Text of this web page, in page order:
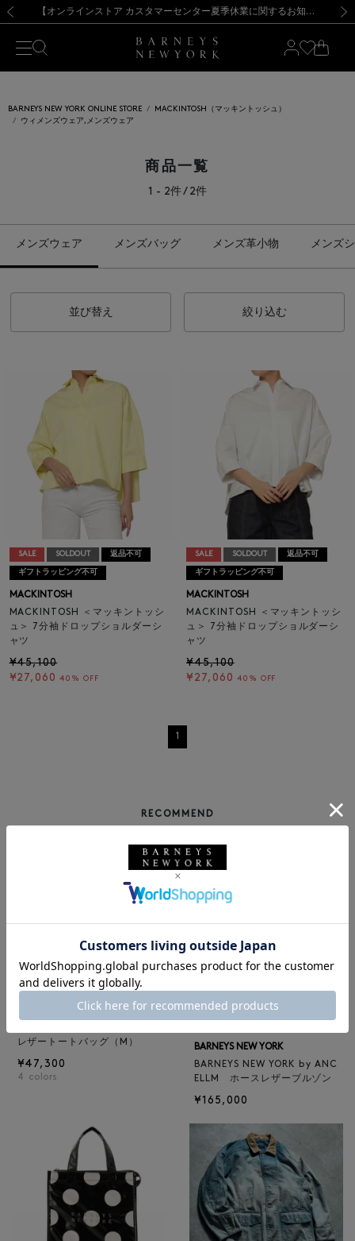
新規登録のお客様も対象！＜MY BARNEYS＞会員のお客様は11,000円（税込）以上のお買上げで常時送料無料！お買い物の際は会員登録を！
【夏季休業に伴う出荷一時停止のお知らせ】(2026.8.7) 【オンラインストア カスタマーセンター夏季休業に関するお知らせ】（2026.8.7）
【夏季休業に伴う返品・交換承り一時停止のお知らせ】（2026.8.5）
熊本県を中心とした地震の影響によるお荷物のお届けについて
【開催中】SUMMER SALEのご案内・ご注意事項 新規登録のお客様も対象！＜MY BARNEYS＞会員のお客様は11,000円（税込）以上のお買上げで常時送料無料！お買い物の際は会員登録を！
【夏季休業に伴う出荷一時停止のお知らせ】(2026.8.7)
BARNEYS NEW YORK ONLINE STORE
MACKINTOSH（マッキントッシュ）
ウィメンズウェア,メンズウェア
商品一覧
1 - 2件 / 2件
メンズウェア メンズバッグ メンズ革小物 メンズ
並び替え 絞り込む
SALE SOLDOUT 返品不可
ギフトラッピング不可
MACKINTOSH
MACKINTOSH ＜マッキントッシ
ュ＞ 7分袖ドロップショルダーシ
ャツ
¥45,100
¥27,060 40% OFF
SALE SOLDOUT 返品不可
ギフトラッピング不可
MACKINTOSH
MACKINTOSH ＜マッキントッシ
ュ＞ 7分袖ドロップショルダーシ
ャツ
¥45,100
¥27,060 40% OFF
1
RECOMMEND
レザートートバッグ（M）
¥47,300
4 colors
BARNEYS NEW YORK
BARNEYS NEW YORK by ANC
ELLM ホースレザーブルゾン
¥165,000